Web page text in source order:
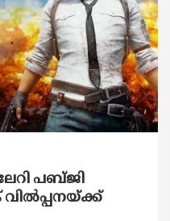
പബ്ജി
വില്‍പ്പനയ്ക്ക്